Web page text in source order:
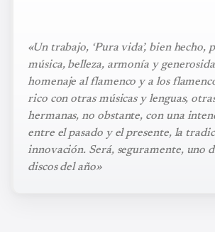
«Un trabajo, ‘Pura vida’, bien hecho,
música, belleza, armonía y
homenaje al flamenco y a los
rico con otras músicas y lenguas,
hermanas, no obstante, con una
entre el pasado y el presente, la
innovación. Será, seguramente, uno
discos del año»